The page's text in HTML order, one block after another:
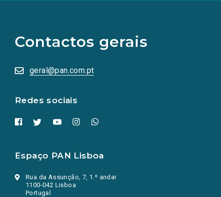
Contactos gerais
geral@pan.com.pt
Redes sociais
redes
sociais
numa
nova
Espaço PAN Lisboa
Rua da Assunção, 7, 1.º andar
1100-042 Lisboa
Portugal